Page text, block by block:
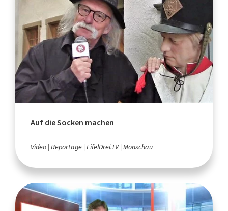
Auf die Socken machen
Video Reportage EifelDrei.TV Monschau